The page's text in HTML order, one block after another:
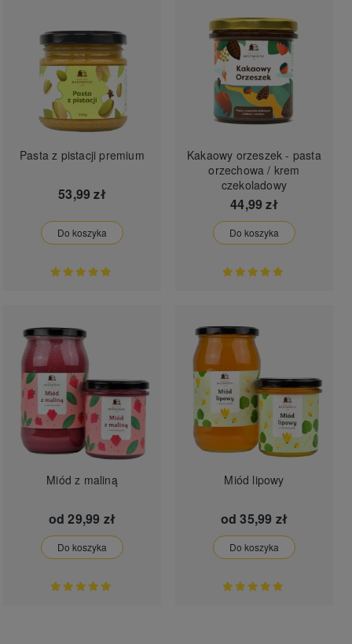
Pasta z pistacji premium
53,99 zł
Do koszyka
Kakaowy orzeszek - pasta
orzechowa / krem
czekoladowy
44,99 zł
Do koszyka
Miód z maliną
od 29,99 zł
Do koszyka
Miód lipowy
od 35,99 zł
Do koszyka